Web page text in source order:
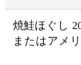
焼鮭ほぐし
またはアメ